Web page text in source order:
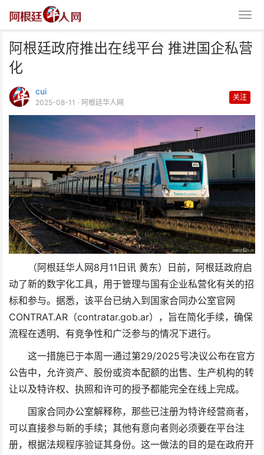
阿根廷政府推出在线平台 推进国企私营
化
cui
2025-08-11 · 阿根廷华人网
关注
（阿根廷华人网8月11日讯 黄东）日前，阿根廷政府启
动了新的数字化工具，用于管理与国有企业私营化有关的招
标和参与。据悉，该平台已纳入到国家合同办公室官网
CONTRAT.AR（contratar.gob.ar），旨在简化手续，确保
流程在透明、有竞争性和广泛参与的情况下进行。
这一措施已于本周一通过第29/2025号决议公布在官方
公告中，允许资产、股份或资本配额的出售、生产机构的转
让以及特许权、执照和许可的授予都能完全在线上完成。
国家合同办公室解释称，那些已注册为特许经营商者，
可以直接参与新的手续；其他有意向者则必须要在平台注
册，根据法规程序验证其身份。这一做法的目的是在政府开
阿根廷政府推出在线平台 推进国
企私营化